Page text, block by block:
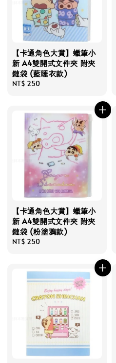
【卡通角色大賞】蠟筆小
新 A4雙開式文件夾 附夾
鏈袋 (藍睡衣款)
Regular
NT$ 250
【卡通角色大賞】蠟筆小
新 A4雙開式文件夾 附夾
鏈袋 (粉塗鴉款)
Regular
NT$ 250